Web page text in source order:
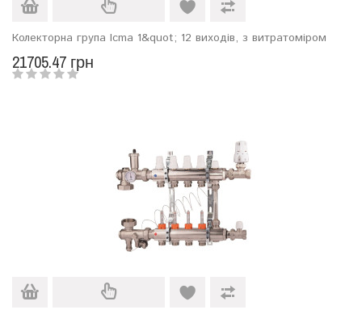
Колекторна група Icma 1&quot; 12 виходів, з витратоміром
21705.47 грн